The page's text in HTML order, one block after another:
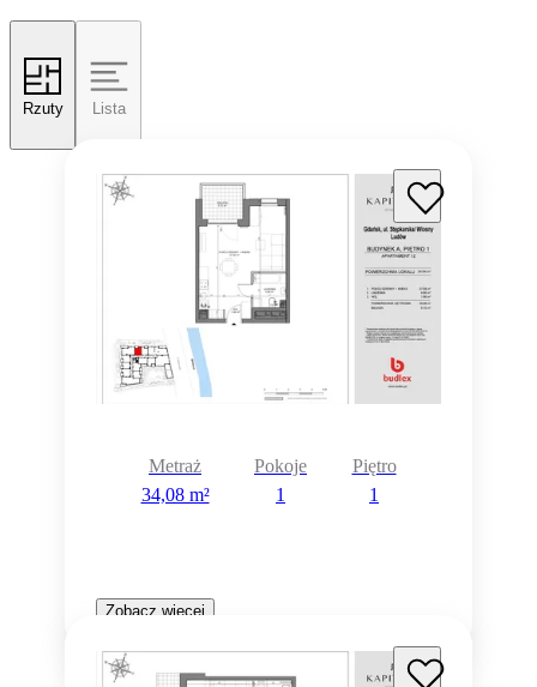
Rzuty Lista
Metraż
34,08 m²
Pokoje
1
Piętro
1
Zobacz więcej